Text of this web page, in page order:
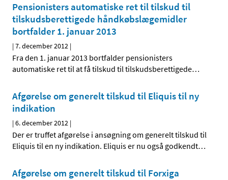
Pensionisters automatiske ret til tilskud til
tilskudsberettigede håndkøbslægemidler
bortfalder 1. januar 2013
|7. december 2012 |
Fra den 1. januar 2013 bortfalder pensionisters
automatiske ret til at få tilskud til tilskudsberettigede…
Afgørelse om generelt tilskud til Eliquis til ny
indikation
|6. december 2012 |
Der er truffet afgørelse i ansøgning om generelt tilskud til
Eliquis til en ny indikation. Eliquis er nu også godkendt…
Afgørelse om generelt tilskud til Forxiga